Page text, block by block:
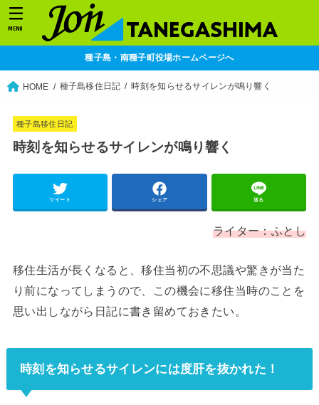
MENU
種子島・南種子町役場ホームページへ
HOME 種子島移住日記 時刻を知らせるサイレンが鳴り響く
種子島移住日記
時刻を知らせるサイレンが鳴り響く
ツイート シェア 送る
ライター：ふとし
移住生活が長くなると、移住当初の不思議や驚きが当た
り前になってしまうので、この機会に移住当時のことを
思い出しながら日記に書き留めておきたい。
時刻を知らせるサイレンには度肝を抜かれた！